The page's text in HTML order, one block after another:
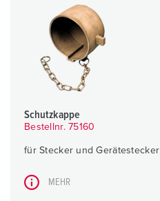
Schutzkappe
Bestellnr. 75160
für Stecker und Gerätestecker
MEHR